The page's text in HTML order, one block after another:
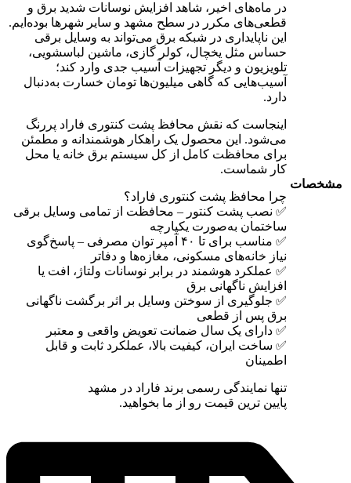
مشخصات
در ماه‌های اخیر، شاهد افزایش نوسانات شدید برق و
قطعی‌های مکرر در سطح مشهد و سایر شهرها بوده‌ایم.
این ناپایداری در شبکه برق می‌تواند به وسایل برقی
حساس مثل یخچال، کولر گازی، ماشین لباسشویی،
تلویزیون و دیگر تجهیزات آسیب جدی وارد کند؛
آسیب‌هایی که گاهی میلیون‌ها تومان خسارت به‌دنبال
دارد.
اینجاست که نقش محافظ پشت کنتوری فاراد پررنگ
می‌شود. این محصول یک راهکار هوشمندانه و مطمئن
برای محافظت کامل از کل سیستم برق خانه یا محل
کار شماست.
چرا محافظ پشت کنتوری فاراد؟
✅ نصب پشت کنتور – محافظت از تمامی وسایل برقی
ساختمان به‌صورت یکپارچه
✅ مناسب برای تا ۴۰ آمپر توان مصرفی – پاسخ‌گوی
نیاز خانه‌های مسکونی، مغازه‌ها و دفاتر
✅ عملکرد هوشمند در برابر نوسانات ولتاژ، افت یا
افزایش ناگهانی برق
✅ جلوگیری از سوختن وسایل بر اثر برگشت ناگهانی
برق پس از قطعی
✅ دارای یک سال ضمانت تعویض واقعی و معتبر
✅ ساخت ایران، کیفیت بالا، عملکرد ثابت و قابل
اطمینان
تنها نمایندگی رسمی برند فاراد در مشهد
پایین ترین قیمت رو از ما بخواهید.